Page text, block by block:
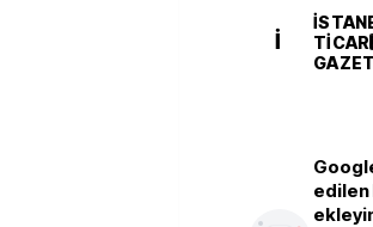
İ
edilen